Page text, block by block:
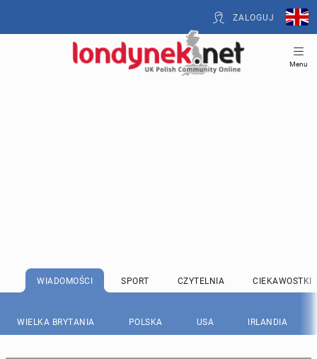
ZALOGUJ
Menu
WIADOMOŚCI SPORT CZYTELNIA CIEKAWOSTKI
WIELKA BRYTANIA POLSKA USA IRLANDIA